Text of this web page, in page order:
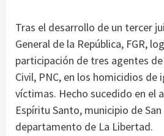
Tras el desarrollo de un tercer
General de la República, FGR,
participación de tres agentes
Civil, PNC, en los homicidios de
víctimas. Hecho sucedido en el
Espíritu Santo, municipio de
departamento de La Libertad.